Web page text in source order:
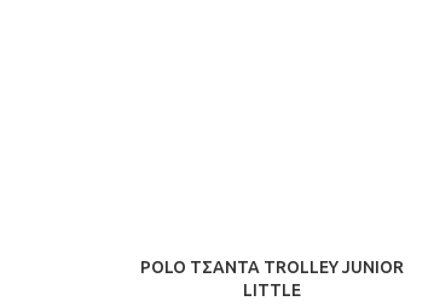
POLO ΤΣΑΝΤΑ TROLLEY JUNIOR
LITTLE